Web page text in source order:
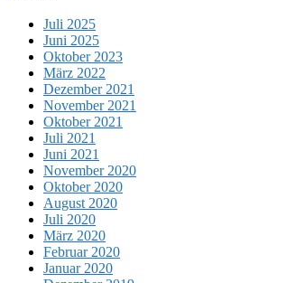
Juli 2025
Juni 2025
Oktober 2023
März 2022
Dezember 2021
November 2021
Oktober 2021
Juli 2021
Juni 2021
November 2020
Oktober 2020
August 2020
Juli 2020
März 2020
Februar 2020
Januar 2020